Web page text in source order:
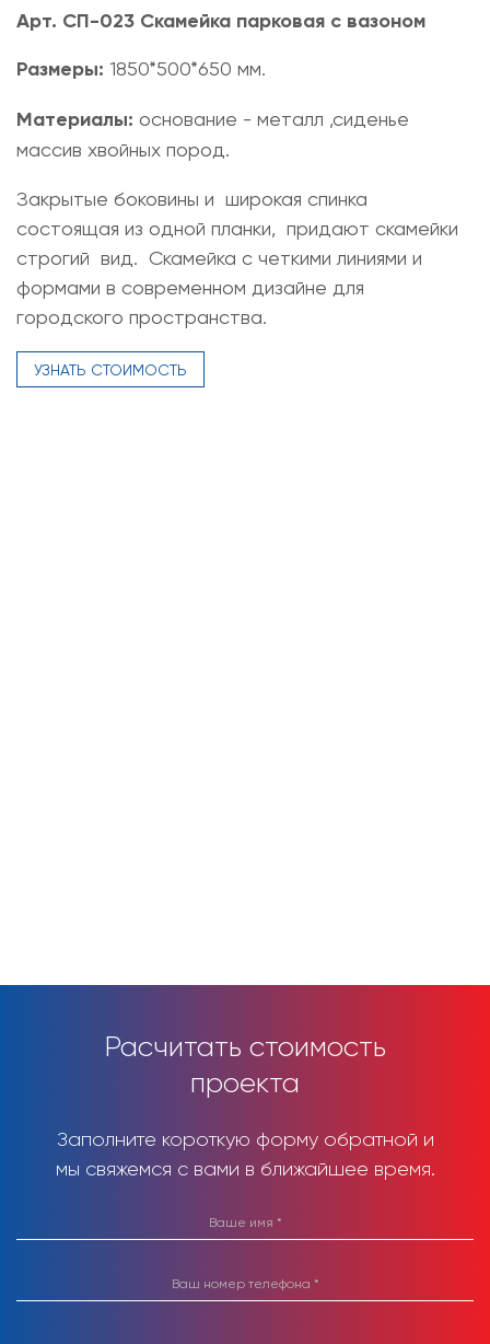
Арт. СП-023 Скамейка парковая с вазоном
Размеры: 1850*500*650 мм.
Материалы: основание - металл ,сиденье
массив хвойных пород.
Закрытые боковины и широкая спинка
состоящая из одной планки, придают скамейки
строгий вид. Скамейка с четкими линиями и
формами в современном дизайне для
городского пространства.
УЗНАТЬ СТОИМОСТЬ
Расчитать стоимость
проекта
Заполните короткую форму обратной и
мы свяжемся с вами в ближайшее время.